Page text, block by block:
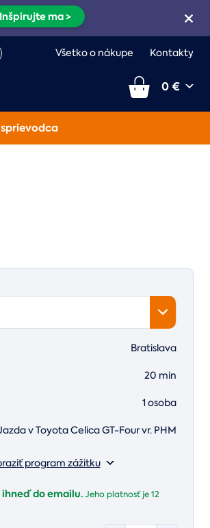
Inšpirujte ma >
Všetko o nákupe Kontakty
0 €
Bratislava
20 min
1 osoba
v Toyota Celica GT-Four vr. PHM
program zážitku
do emailu.Jeho platnosť je12